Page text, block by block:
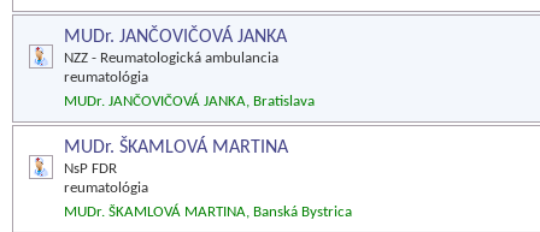
MUDr. JANČOVIČOVÁ JANKA
NZZ - Reumatologická ambulancia
reumatológia
MUDr. JANČOVIČOVÁ JANKA, Bratislava
MUDr. ŠKAMLOVÁ MARTINA
NsP FDR
reumatológia
MUDr. ŠKAMLOVÁ MARTINA, Banská Bystrica